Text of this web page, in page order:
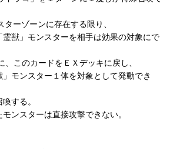
ーゾーンに存在する限り、
霊獣」モンスターを相手は効果の対象にで
このカードをＥＸデッキに戻し、
モンスター１体を対象として発動でき
する。
ンスターは直接攻撃できない。